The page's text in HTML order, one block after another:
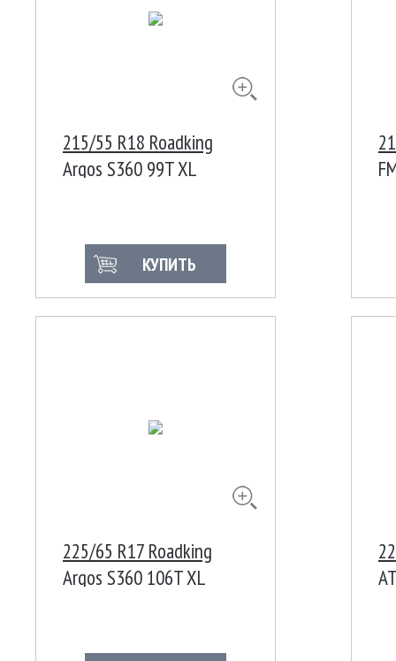
215/55 R18 Roadking
Argos S360 99T XL
КУПИТЬ
225/65 R17 Roadking
Argos S360 106T XL